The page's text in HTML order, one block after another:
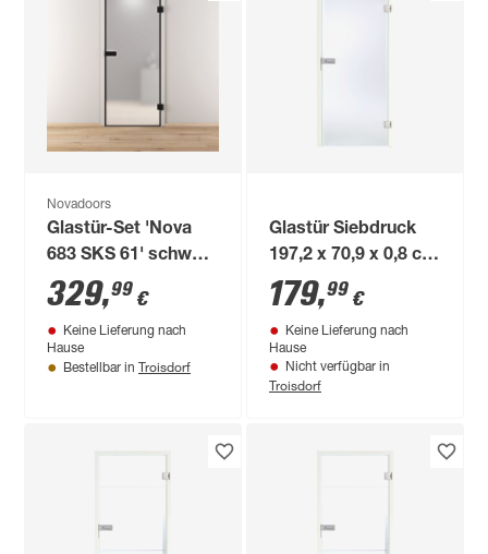
Novadoors
Glastür-Set 'Nova
683 SKS 61' schwarz
83,4 x 197,2 cm,
rechts
329,99 €
Keine Lieferung nach
Hause
Bestellbar in Troisdorf
Glastür Siebdruck
197,2 x 70,9 x 0,8 cm
rechts 63/00-E
179,99 €
Keine Lieferung nach
Hause
Nicht verfügbar in
Troisdorf